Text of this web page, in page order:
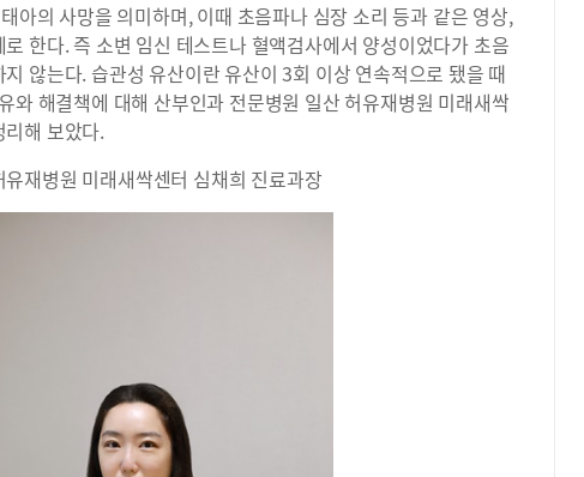
아의 사망을 의미하며, 이때 초음파나 심장 소리 등과 같은 영상,
한다. 즉 소변 임신 테스트나 혈액검사에서 양성이었다가 초음
않는다. 습관성 유산이란 유산이 3회 이상 연속적으로 됐을 때
와 해결책에 대해 산부인과 전문병원 일산 허유재병원 미래새싹
해 보았다.
재병원 미래새싹센터 심채희 진료과장